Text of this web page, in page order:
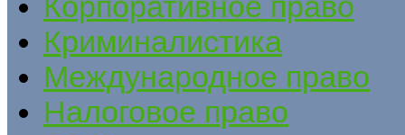
Криминалистика
Международное право
Налоговое право